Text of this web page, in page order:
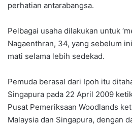
perhatian antarabangsa.
Pelbagai usaha dilakukan untuk
Nagaenthran, 34, yang sebelum
mati selama lebih sedekad.
Pemuda berasal dari Ipoh itu
Singapura pada 22 April 2009
Pusat Pemeriksaan Woodlands
Malaysia dan Singapura, dengan